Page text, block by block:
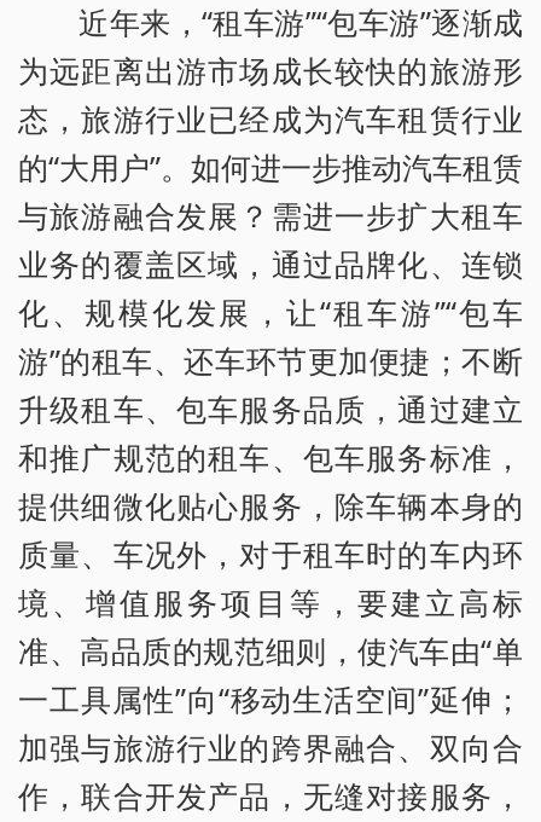
近年来，“租车游”“包车游”逐渐成
为远距离出游市场成长较快的旅游形
态，旅游行业已经成为汽车租赁行业
的“大用户”。如何进一步推动汽车租赁
与旅游融合发展？需进一步扩大租车
业务的覆盖区域，通过品牌化、连锁
化、规模化发展，让“租车游”“包车
游”的租车、还车环节更加便捷；不断
升级租车、包车服务品质，通过建立
和推广规范的租车、包车服务标准，
提供细微化贴心服务，除车辆本身的
质量、车况外，对于租车时的车内环
境、增值服务项目等，要建立高标
准、高品质的规范细则，使汽车由“单
一工具属性”向“移动生活空间”延伸；
加强与旅游行业的跨界融合、双向合
作，联合开发产品，无缝对接服务，